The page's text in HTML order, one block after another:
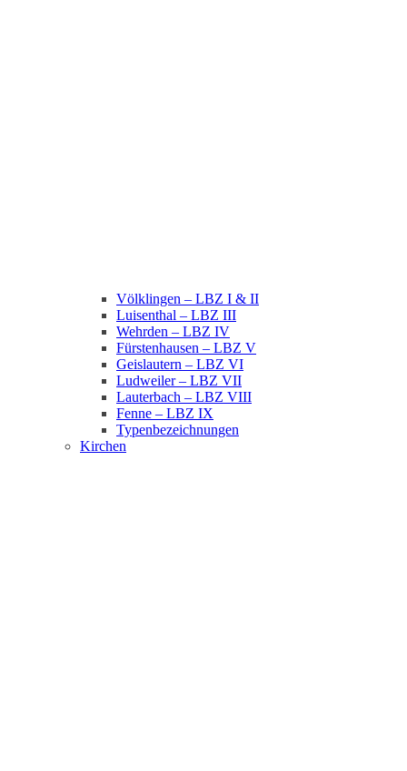
Völklingen – LBZ I & II
Luisenthal – LBZ III
Wehrden – LBZ IV
Fürstenhausen – LBZ V
Geislautern – LBZ VI
Ludweiler – LBZ VII
Lauterbach – LBZ VIII
Fenne – LBZ IX
Typenbezeichnungen
Kirchen